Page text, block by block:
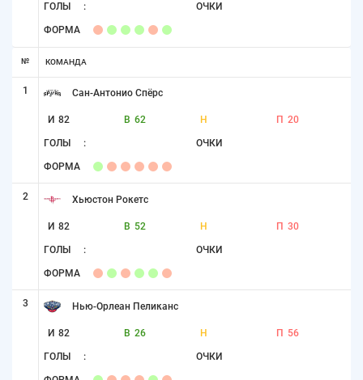
ГОЛЫ : ОЧКИ
ФОРМА
№ КОМАНДА
1 Сан-Антонио Спёрс
И 82 В 62 Н П 20
ГОЛЫ : ОЧКИ
ФОРМА
2 Хьюстон Рокетс
И 82 В 52 Н П 30
ГОЛЫ : ОЧКИ
ФОРМА
3 Нью-Орлеан Пеликанс
И 82 В 26 Н П 56
ГОЛЫ : ОЧКИ